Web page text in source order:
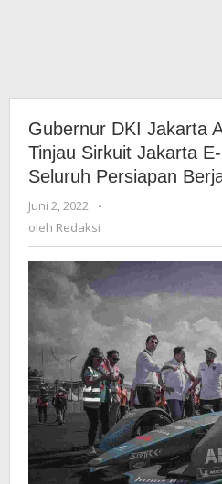
Gubernur DKI Jakarta
Tinjau Sirkuit Jakarta
Seluruh Persiapan
Juni 2, 2022
oleh
Redaksi
-
oleh Redaksi